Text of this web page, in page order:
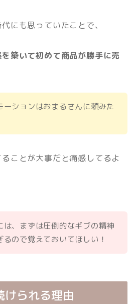
にも思っていたことで、
築いて初めて商品が勝手に売
ーションはおまるさんに頼みた
ことが大事だと痛感してるよ
は、まずは圧倒的なギブの精神
るので覚えておいてほしい！
けられる理由